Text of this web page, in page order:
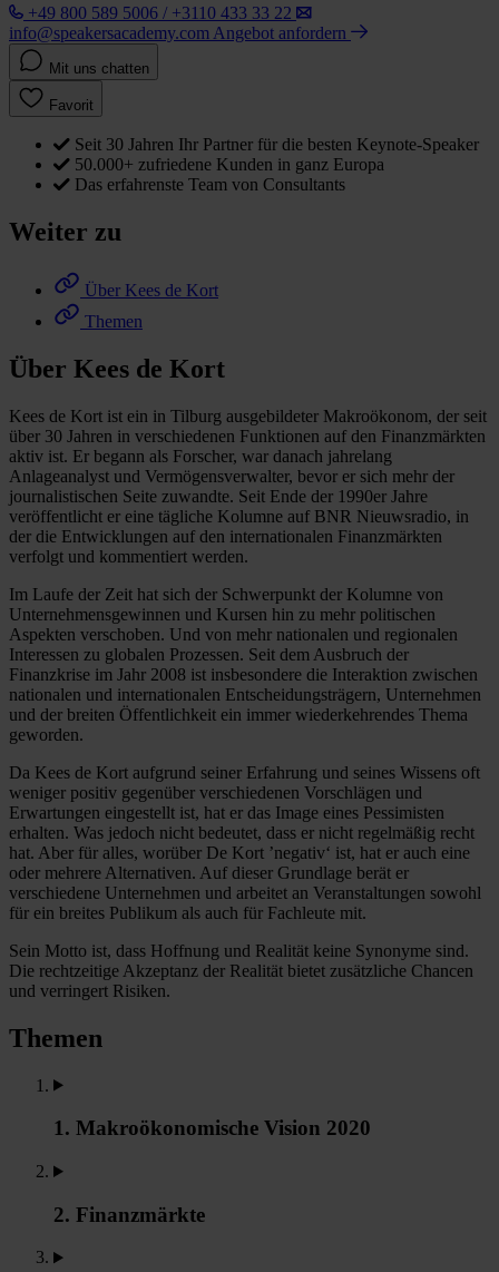
+49 800 589 5006 / +3110 433 33 22
info@speakersacademy.com Angebot anfordern
Mit uns chatten
Favorit
Seit 30 Jahren Ihr Partner für die besten Keynote-Speaker
50.000+ zufriedene Kunden in ganz Europa
Das erfahrenste Team von Consultants
Weiter zu
Über Kees de Kort
Themen
Über Kees de Kort
Kees de Kort ist ein in Tilburg ausgebildeter Makroökonom, der seit
über 30 Jahren in verschiedenen Funktionen auf den Finanzmärkten
aktiv ist. Er begann als Forscher, war danach jahrelang
Anlageanalyst und Vermögensverwalter, bevor er sich mehr der
journalistischen Seite zuwandte. Seit Ende der 1990er Jahre
veröffentlicht er eine tägliche Kolumne auf BNR Nieuwsradio, in
der die Entwicklungen auf den internationalen Finanzmärkten
verfolgt und kommentiert werden.
Im Laufe der Zeit hat sich der Schwerpunkt der Kolumne von
Unternehmensgewinnen und Kursen hin zu mehr politischen
Aspekten verschoben. Und von mehr nationalen und regionalen
Interessen zu globalen Prozessen. Seit dem Ausbruch der
Finanzkrise im Jahr 2008 ist insbesondere die Interaktion zwischen
nationalen und internationalen Entscheidungsträgern, Unternehmen
und der breiten Öffentlichkeit ein immer wiederkehrendes Thema
geworden.
Da Kees de Kort aufgrund seiner Erfahrung und seines Wissens oft
weniger positiv gegenüber verschiedenen Vorschlägen und
Erwartungen eingestellt ist, hat er das Image eines Pessimisten
erhalten. Was jedoch nicht bedeutet, dass er nicht regelmäßig recht
hat. Aber für alles, worüber De Kort ’negativ‘ ist, hat er auch eine
oder mehrere Alternativen. Auf dieser Grundlage berät er
verschiedene Unternehmen und arbeitet an Veranstaltungen sowohl
für ein breites Publikum als auch für Fachleute mit.
Sein Motto ist, dass Hoffnung und Realität keine Synonyme sind.
Die rechtzeitige Akzeptanz der Realität bietet zusätzliche Chancen
und verringert Risiken.
Themen
1. Makroökonomische Vision 2020
2. Finanzmärkte